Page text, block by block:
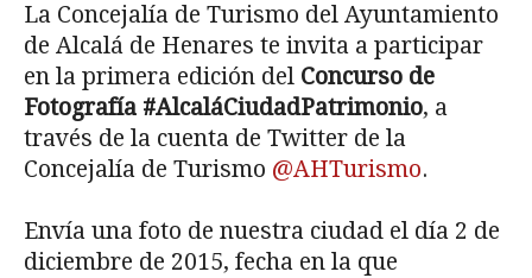
La Concejalía de Turismo del Ayuntamiento
de Alcalá de Henares te invita a participar
en la primera edición del Concurso de
Fotografía #AlcaláCiudadPatrimonio, a
través de la cuenta de Twitter de la
Concejalía de Turismo @AHTurismo.
Envía una foto de nuestra ciudad el día 2 de
diciembre de 2015, fecha en la que